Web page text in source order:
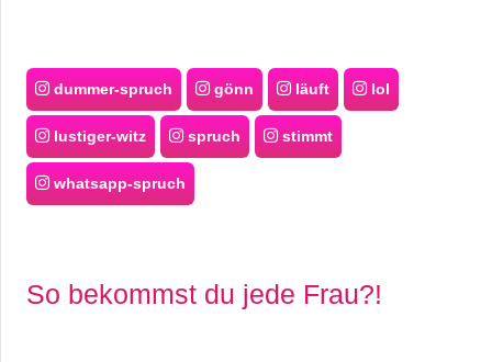
dummer-spruch gönn läuft lol
lustiger-witz spruch stimmt
whatsapp-spruch
So bekommst du jede Frau?!